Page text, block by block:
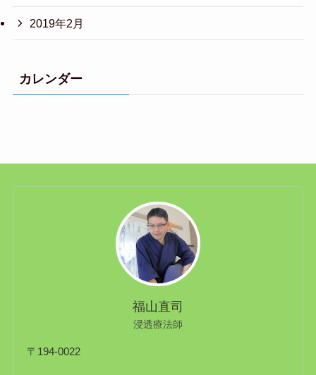
2019年2月
カレンダー
福山直司
浸透療法師
〒194-0022